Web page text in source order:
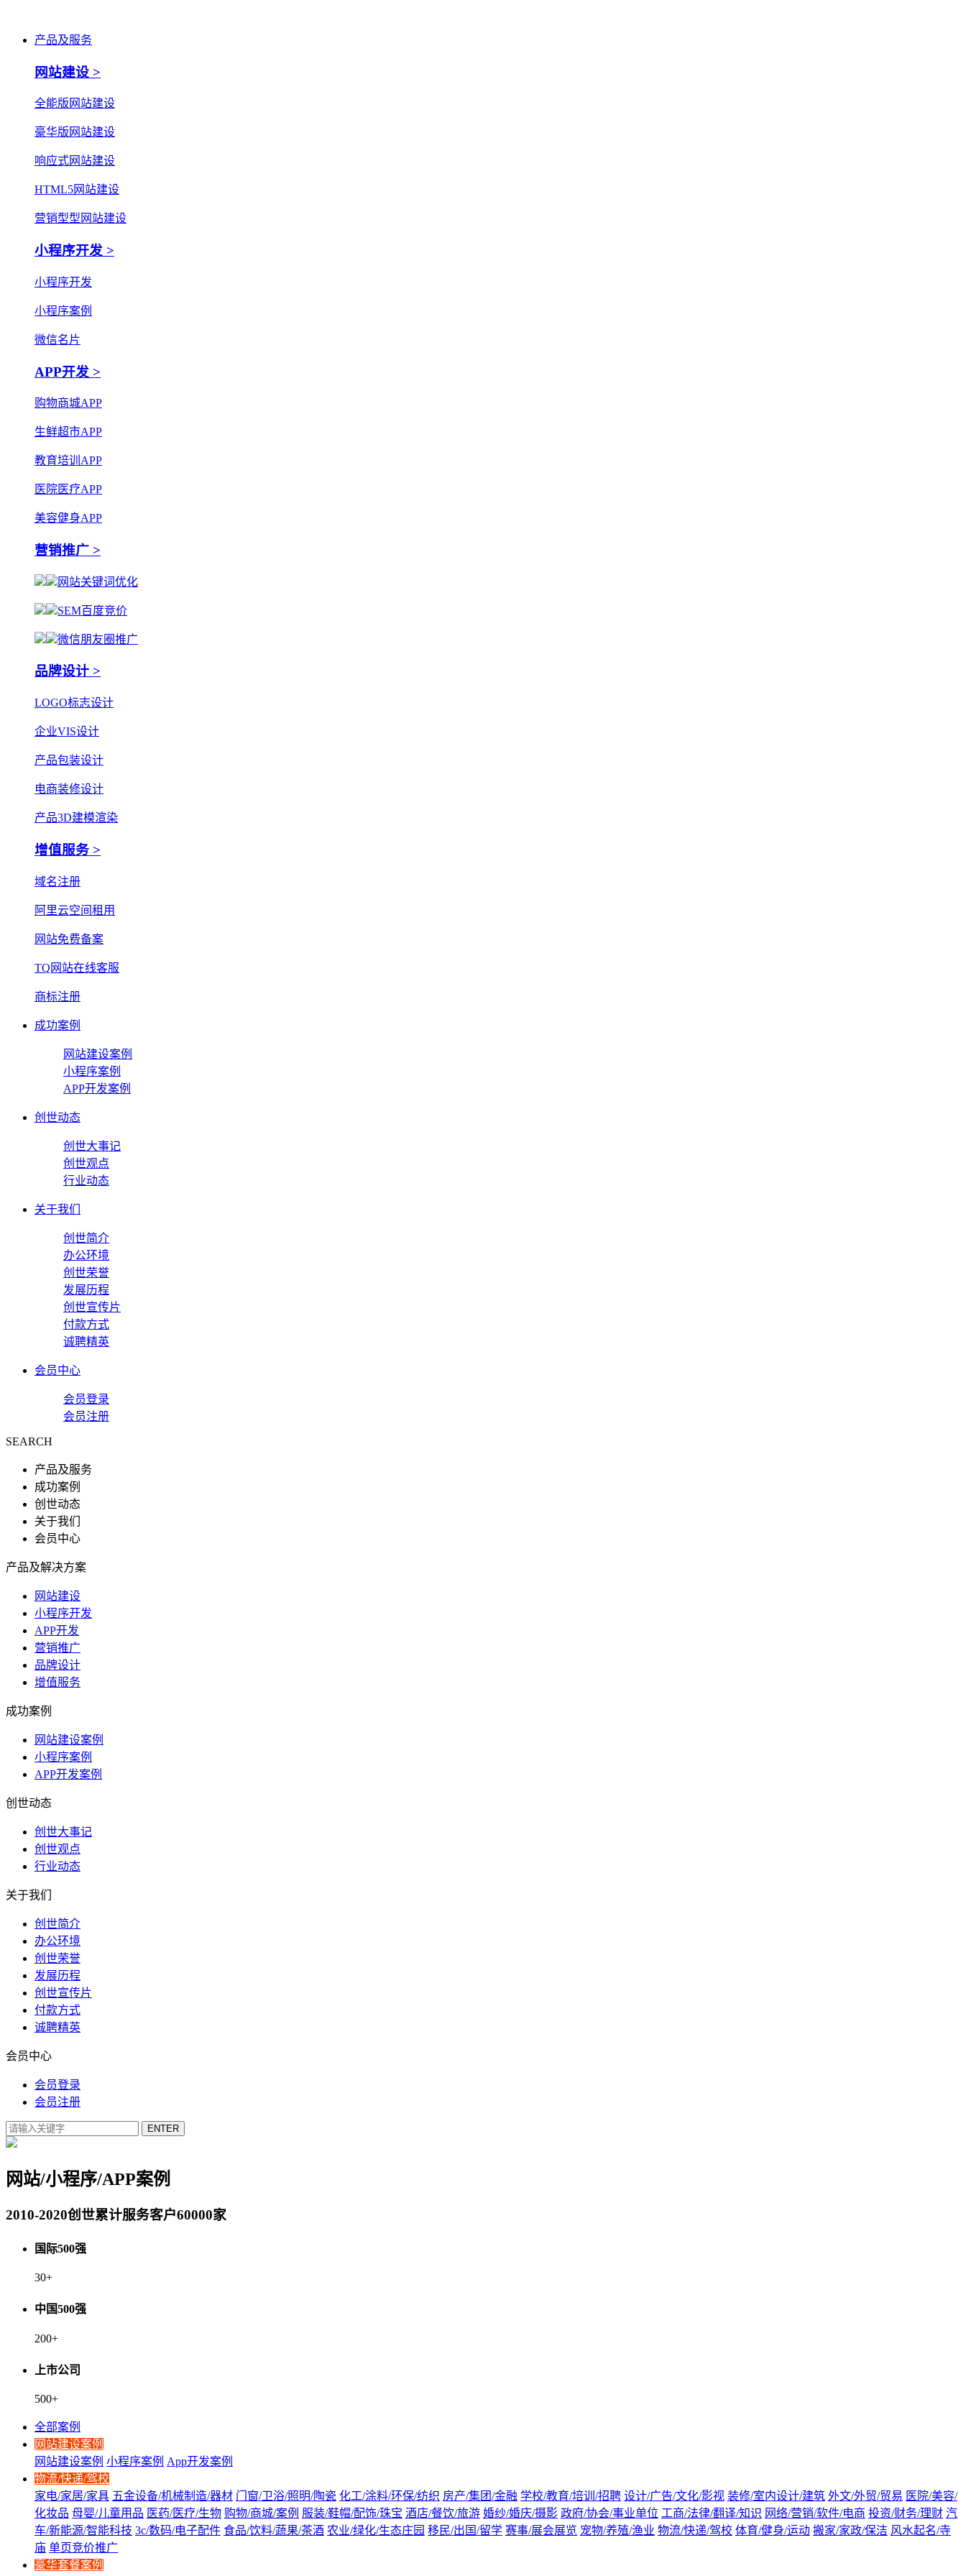
产品及服务
网站建设 >
全能版网站建设
豪华版网站建设
响应式网站建设
HTML5网站建设
营销型型网站建设
小程序开发 >
小程序开发
小程序案例
微信名片
APP开发 >
购物商城APP
生鲜超市APP
教育培训APP
医院医疗APP
美容健身APP
营销推广 >
网站关键词优化
SEM百度竞价
微信朋友圈推广
品牌设计 >
LOGO标志设计
企业VIS设计
产品包装设计
电商装修设计
产品3D建模渲染
增值服务 >
域名注册
阿里云空间租用
网站免费备案
TQ网站在线客服
商标注册
成功案例
网站建设案例
小程序案例
APP开发案例
创世动态
创世大事记
创世观点
行业动态
关于我们
创世简介
办公环境
创世荣誉
发展历程
创世宣传片
付款方式
诚聘精英
会员中心
会员登录
会员注册
SEARCH
产品及服务
成功案例
创世动态
关于我们
会员中心
产品及解决方案
网站建设
小程序开发
APP开发
营销推广
品牌设计
增值服务
成功案例
网站建设案例
小程序案例
APP开发案例
创世动态
创世大事记
创世观点
行业动态
关于我们
创世简介
办公环境
创世荣誉
发展历程
创世宣传片
付款方式
诚聘精英
会员中心
会员登录
会员注册
网站/小程序/APP案例
2010-2020创世累计服务客户60000家
国际500强
30+
中国500强
200+
上市公司
500+
全部案例
网站建设案例
网站建设案例 小程序案例 App开发案例
物流/快递/驾校
家电/家居/家具 五金设备/机械制造/器材 门窗/卫浴/照明/陶瓷 化工/涂料/环保/纺织 房产/集团/金融 学校/教育/培训/招聘 设计/广告/文化/影视 装修/室内设计/建筑 外文/外贸/贸易 医院/美容/
化妆品 母婴/儿童用品 医药/医疗/生物 购物/商城/案例 服装/鞋帽/配饰/珠宝 酒店/餐饮/旅游 婚纱/婚庆/摄影 政府/协会/事业单位 工商/法律/翻译/知识 网络/营销/软件/电商 投资/财务/理财 汽
车/新能源/智能科技 3c/数码/电子配件 食品/饮料/蔬果/茶酒 农业/绿化/生态庄园 移民/出国/留学 赛事/展会展览 宠物/养殖/渔业 物流/快递/驾校 体育/健身/运动 搬家/家政/保洁 风水起名/寺
庙 单页竞价推广
豪华套餐案例